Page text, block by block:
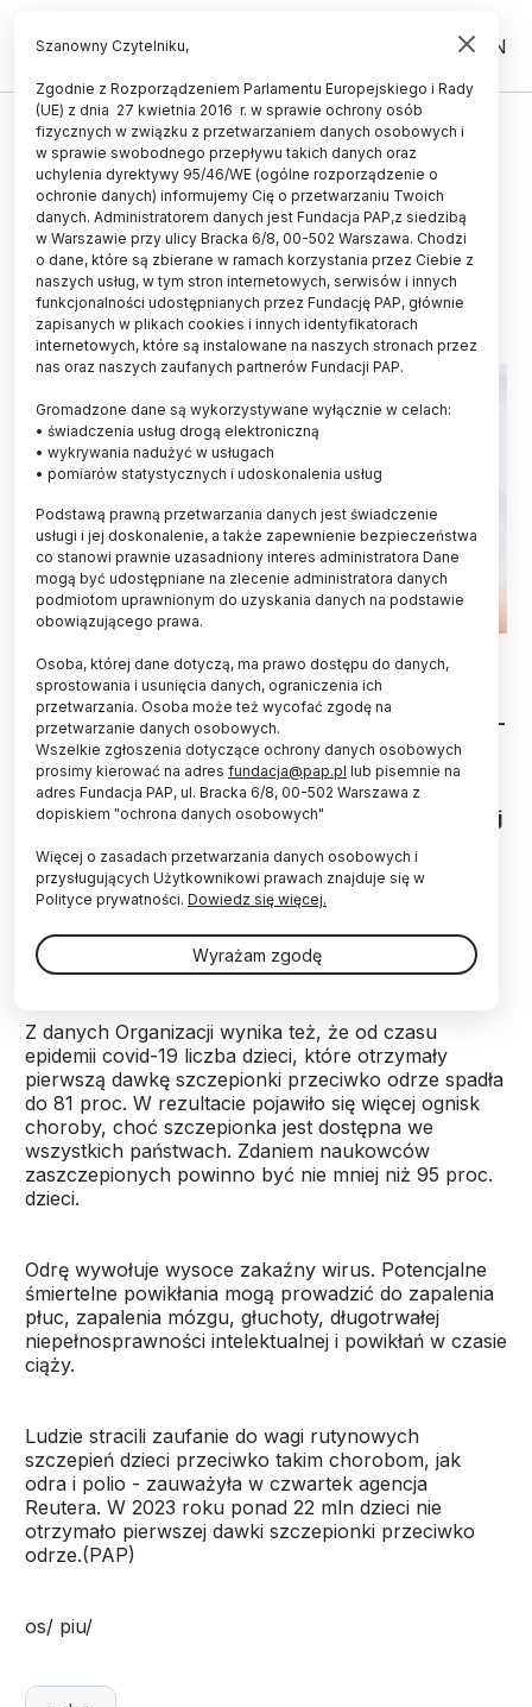
PL EN
ŚWIAT
WHO: w 2023 roku o 20 proc.
więcej zachorowań na odrę licząc
rok do roku
20.11.2024
aktualizacja: 20.11.2024
1 minuta czytania
W ubiegłym roku na świecie odnotowano o 20
procent więcej zachorowań na odrę niż w 2022 r. -
podała Światowa Organizacja Zdrowia (WHO).
Raport na ten temat informuje, że w 2023 r.
odnotowano łącznie 10,3 mln przypadków odry.
Zmarło ponad 107 tys. osób, głównie dzieci poniżej
WHO podała, że w ubiegłym roku odnotowano
ogniska odry w 57 krajach podczas gdy w 2022 r.
było ich 36.
Z danych Organizacji wynika też, że od czasu
epidemii covid-19 liczba dzieci, które otrzymały
pierwszą dawkę szczepionki przeciwko odrze spadła
do 81 proc. W rezultacie pojawiło się więcej ognisk
choroby, choć szczepionka jest dostępna we
wszystkich państwach. Zdaniem naukowców
zaszczepionych powinno być nie mniej niż 95 proc.
dzieci.
Odrę wywołuje wysoce zakaźny wirus. Potencjalne
śmiertelne powikłania mogą prowadzić do zapalenia
płuc, zapalenia mózgu, głuchoty, długotrwałej
niepełnosprawności intelektualnej i powikłań w czasie
ciąży.
Ludzie stracili zaufanie do wagi rutynowych
szczepień dzieci przeciwko takim chorobom, jak
odra i polio - zauważyła w czwartek agencja
Reutera. W 2023 roku ponad 22 mln dzieci nie
otrzymało pierwszej dawki szczepionki przeciwko
odrze.(PAP)
os/ piu/
Szanowny Czytelniku,
Zgodnie z Rozporządzeniem Parlamentu Europejskiego i Rady
(UE) z dnia 27 kwietnia 2016 r. w sprawie ochrony osób
fizycznych w związku z przetwarzaniem danych osobowych i
w sprawie swobodnego przepływu takich danych oraz
uchylenia dyrektywy 95/46/WE (ogólne rozporządzenie o
ochronie danych) informujemy Cię o przetwarzaniu Twoich
danych. Administratorem danych jest Fundacja PAP,z siedzibą
w Warszawie przy ulicy Bracka 6/8, 00-502 Warszawa. Chodzi
o dane, które są zbierane w ramach korzystania przez Ciebie z
naszych usług, w tym stron internetowych, serwisów i innych
funkcjonalności udostępnianych przez Fundację PAP, głównie
zapisanych w plikach cookies i innych identyfikatorach
internetowych, które są instalowane na naszych stronach przez
nas oraz naszych zaufanych partnerów Fundacji PAP.
Gromadzone dane są wykorzystywane wyłącznie w celach:
• świadczenia usług drogą elektroniczną
• wykrywania nadużyć w usługach
• pomiarów statystycznych i udoskonalenia usług
Podstawą prawną przetwarzania danych jest świadczenie
usługi i jej doskonalenie, a także zapewnienie bezpieczeństwa
co stanowi prawnie uzasadniony interes administratora Dane
mogą być udostępniane na zlecenie administratora danych
podmiotom uprawnionym do uzyskania danych na podstawie
obowiązującego prawa.
Osoba, której dane dotyczą, ma prawo dostępu do danych,
sprostowania i usunięcia danych, ograniczenia ich
przetwarzania. Osoba może też wycofać zgodę na
przetwarzanie danych osobowych.
Wszelkie zgłoszenia dotyczące ochrony danych osobowych
prosimy kierować na adres fundacja@pap.pl lub pisemnie na
adres Fundacja PAP, ul. Bracka 6/8, 00-502 Warszawa z
dopiskiem "ochrona danych osobowych"
Więcej o zasadach przetwarzania danych osobowych i
przysługujących Użytkownikowi prawach znajduje się w
Polityce prywatności. Dowiedz się więcej.
Wyrażam zgodę